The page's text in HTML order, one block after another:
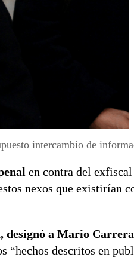
intercambio de
en contra del
nexos que existirían
designó a Mario
“hechos descritos en